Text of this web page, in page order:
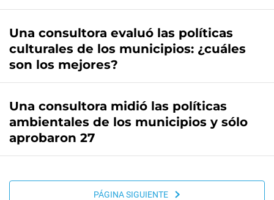
Una consultora evaluó las políticas
culturales de los municipios: ¿cuáles
son los mejores?
Una consultora midió las políticas
ambientales de los municipios y sólo
aprobaron 27
PÁGINA SIGUIENTE